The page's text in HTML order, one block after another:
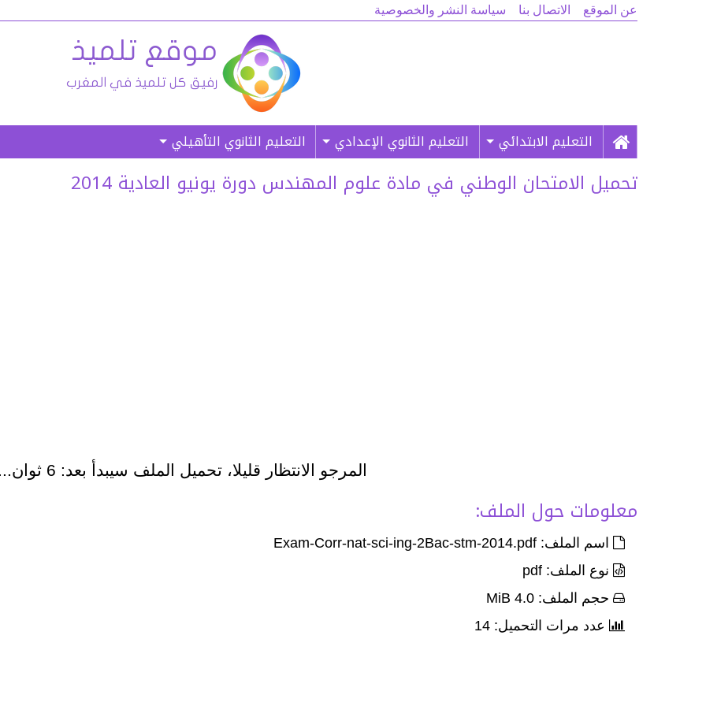
عن الموقع الاتصال بنا سياسة النشر والخصوصية
التعليم الابتدائي التعليم الثانوي الإعدادي التعليم الثانوي التأهيلي
تحميل الامتحان الوطني في مادة علوم المهندس دورة يونيو العادية 2014
المرجو الانتظار قليلا، تحميل الملف سيبدأ بعد: 6 ثوان...
معلومات حول الملف:
اسم الملف: Exam-Corr-nat-sci-ing-2Bac-stm-2014.pdf
نوع الملف: pdf
حجم الملف: 4.0 MiB
عدد مرات التحميل: 14